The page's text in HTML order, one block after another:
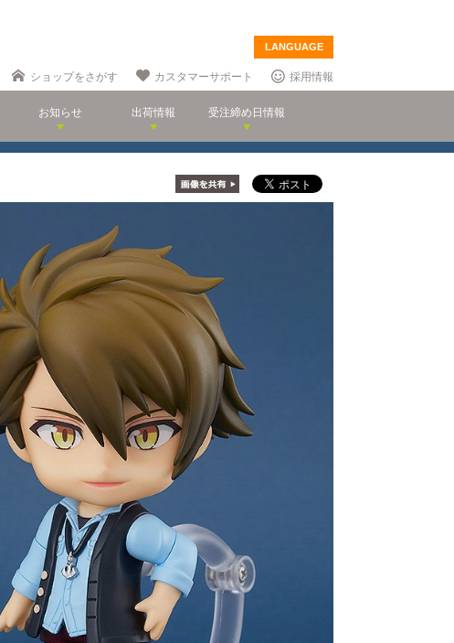
LANGUAGE
ショップをさがす カスタマーサポート 採用情報
お知らせ 出荷情報 受注締め日情報